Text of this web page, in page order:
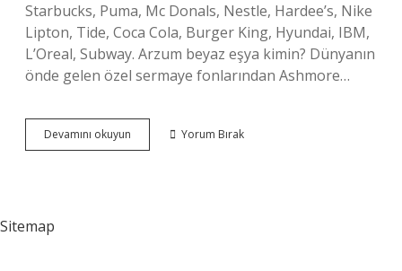
Starbucks, Puma, Mc Donals, Nestle, Hardee’s, Nike
Lipton, Tide, Coca Cola, Burger King, Hyundai, IBM,
L’Oreal, Subway. Arzum beyaz eşya kimin? Dünyanın
önde gelen özel sermaye fonlarından Ashmore…
Devamını okuyun
Israil
Yorum Bırak
Sitemap